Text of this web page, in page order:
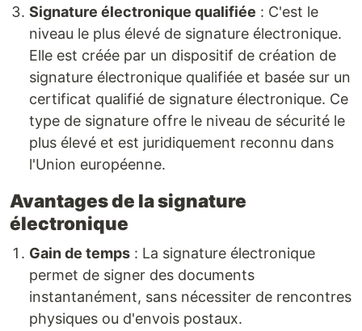
Signature électronique qualifiée : C'est le
niveau le plus élevé de signature électronique.
Elle est créée par un dispositif de création de
signature électronique qualifiée et basée sur un
certificat qualifié de signature électronique. Ce
type de signature offre le niveau de sécurité le
plus élevé et est juridiquement reconnu dans
l'Union européenne.
Avantages de la signature
électronique
Gain de temps : La signature électronique
permet de signer des documents
instantanément, sans nécessiter de rencontres
physiques ou d'envois postaux.